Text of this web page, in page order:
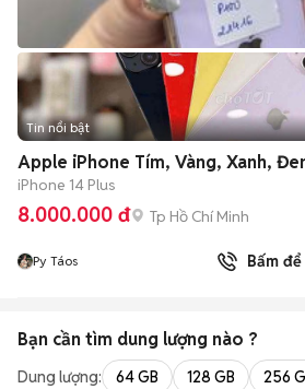
Tin nổi bật
Apple iPhone Tím, Vàng, Xanh,
iPhone 14 Plus
8.000.000 đ Tp Hồ Chí Minh
Py Táos Bấm
Bạn cần tìm dung lượng nào ?
Dung lượng: 64 GB 128 GB 256